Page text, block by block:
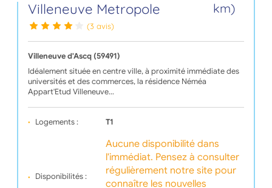
Villeneuve Metropole
km)
(3 avis)
Villeneuve d'Ascq (59491)
Idéalement située en centre ville, à proximité immédiate des
universités et des commerces, la résidence Néméa
Appart'Etud Villeneuve…
Logements : T1
Disponibilités :
Aucune disponibilité dans
l'immédiat. Pensez à consulter
régulièrement notre site pour
connaître les nouvelles